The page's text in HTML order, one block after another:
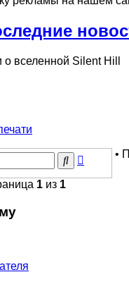
вселенной Silent Hill
•
Поиск
1 из 1